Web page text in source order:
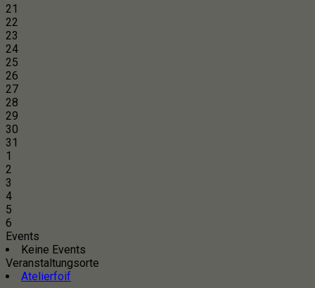
21
22
23
24
25
26
27
28
29
30
31
1
2
3
4
5
6
Events
Keine Events
Veranstaltungsorte
Atelierfoif